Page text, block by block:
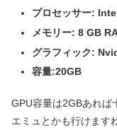
プロセッサー:
メモリー: 8 GB
グラフィック:
容量:20GB
GPU容量は2GBあれば
エミュとかも行けます